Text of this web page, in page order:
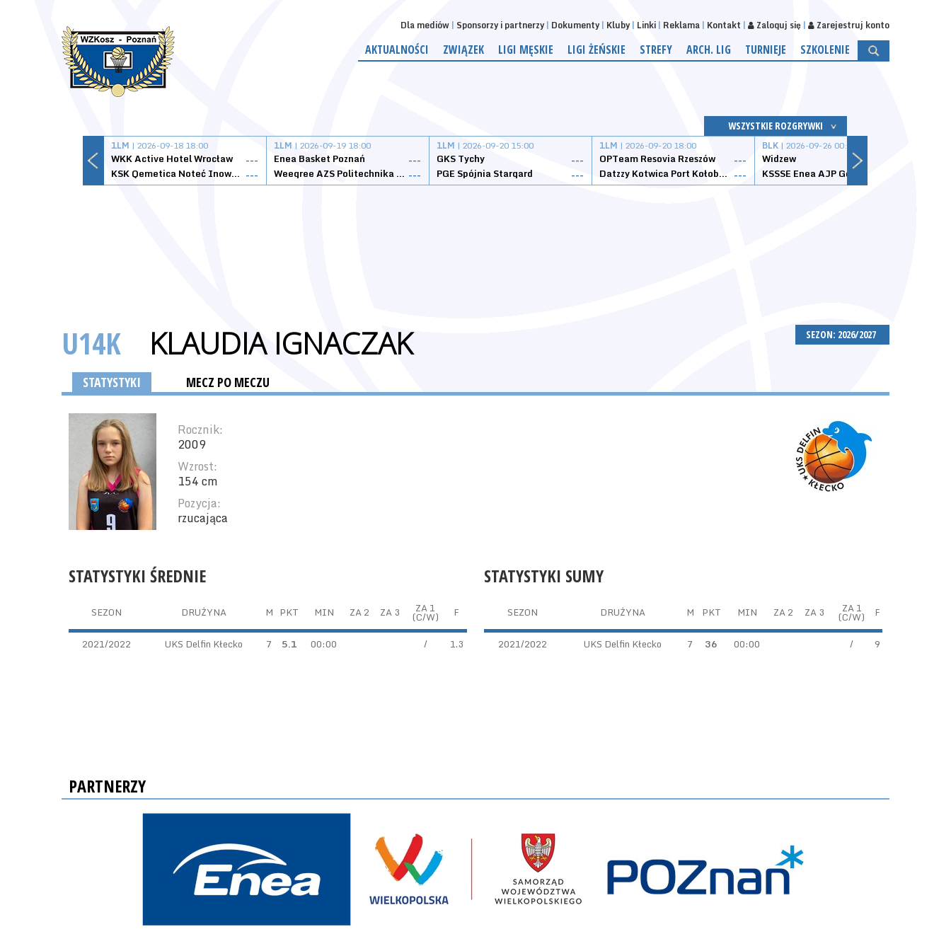
Dla mediów Sponsorzy i partnerzy Dokumenty Kluby Linki Reklama Kontakt Zaloguj się Zarejestruj konto
AKTUALNOŚCI ZWIĄZEK LIGI MĘSKIE LIGI ŻEŃSKIE STREFY ARCH. LIG TURNIEJE SZKOLENIE
WSZYSTKIE ROZGRYWKI
1LM | 2026-09-18 18:00
WKK Active Hotel Wrocław
---
KSK Qemetica Noteć Inowrocław ---
1LM | 2026-09-19 18:00
Enea Basket Poznań
---
Weegree AZS Politechnika Opolska ---
1LM | 2026-09-20 15:00
GKS Tychy
---
PGE Spójnia Stargard
---
1LM | 2026-09-20 18:00
OPTeam Resovia Rzeszów
---
Datzzy Kotwica Port Kołobrzeg ---
BLK | 2026-09-26 00:00
Widzew
SEZON: 2026/2027
U14K KLAUDIA IGNACZAK
STATYSTYKI MECZ PO MECZU
Rocznik:
2009
Wzrost:
154 cm
Pozycja:
rzucająca
STATYSTYKI SUMY
SEZON DRUŻYNA M PKT MIN ZA 2 ZA 3 ZA 1
(C/W) F
2021/2022 UKS Delfin Kłecko 7 36 00:00 / 9
STATYSTYKI ŚREDNIE
SEZON DRUŻYNA M PKT MIN ZA 2 ZA 3 ZA 1
(C/W) F
2021/2022 UKS Delfin Kłecko 7 5.1 00:00 / 1.3
PARTNERZY